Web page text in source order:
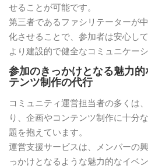
せることが可能です。
第三者であるファシリテーターが
化させることで、参加者は安心し
より建設的で健全なコミュニケー
参加のきっかけとなる魅力
テンツ制作の代行
コミュニティ運営担当者の多くは
り、企画やコンテンツ制作に十分
題を抱えています。
運営支援サービスは、メンバーの
っかけとなるような魅力的なイベ